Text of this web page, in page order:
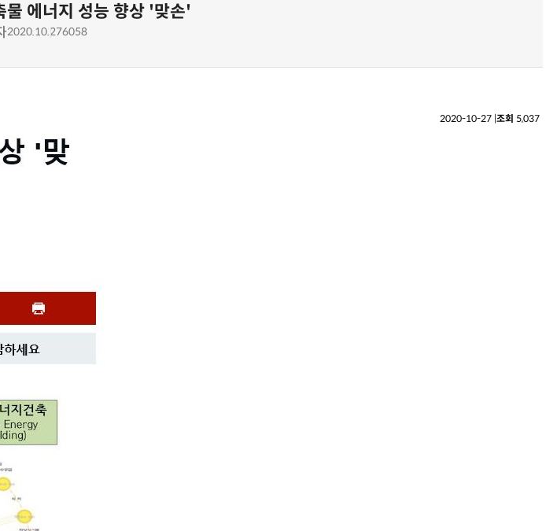
물 에너지 성능 향상 '맞손'
2020.10.276058
2020-10-27 |조회 5,037